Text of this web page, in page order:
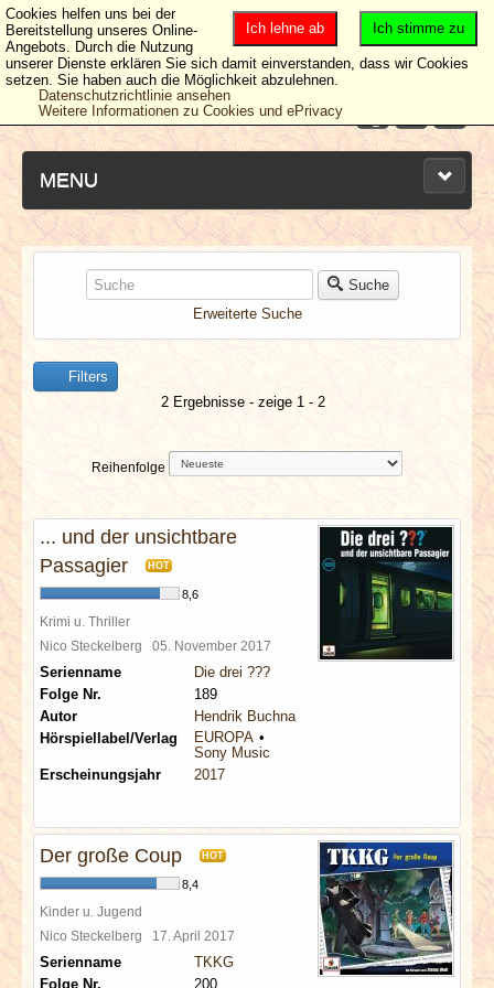
MENU
NEUESTE ARTIKEL
NEWS & DATES
BERICHTE
VERLOSUNGEN
SPECIALS
REDAKTION
LINKS
ARCHIV
Suche
Erweiterte Suche
Filters
2 Ergebnisse - zeige 1 - 2
Reihenfolge
... und der unsichtbare
Passagier
HOT
8,6
Krimi u. Thriller
Nico Steckelberg 05. November 2017
Serienname
Die drei ???
Folge Nr.
189
Autor
Hendrik Buchna
Hörspiellabel/Verlag
EUROPA
Sony Music
Erscheinungsjahr
2017
Der große Coup HOT
8,4
Kinder u. Jugend
Nico Steckelberg 17. April 2017
Serienname
TKKG
Folge Nr.
200
Ich stimme zu
Ich lehne ab
Cookies helfen uns bei der
Bereitstellung unseres Online-
Angebots. Durch die Nutzung
unserer Dienste erklären Sie sich damit einverstanden, dass wir Cookies
setzen. Sie haben auch die Möglichkeit abzulehnen.
Datenschutzrichtlinie ansehen
Weitere Informationen zu Cookies und ePrivacy